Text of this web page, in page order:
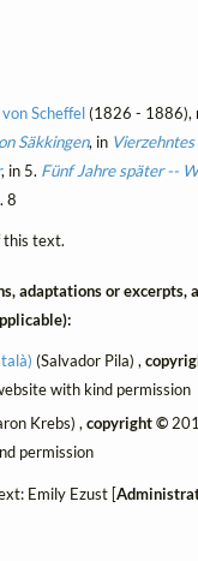
Scheffel(1826 - 1886),
Säkkingen, in
, in 5. Fünf Jahre später --
8
this text.
adaptations or excerpts,
(Salvador Pila) ,
with kind permission
Krebs) ,copyright ©
permission
Emily Ezust [